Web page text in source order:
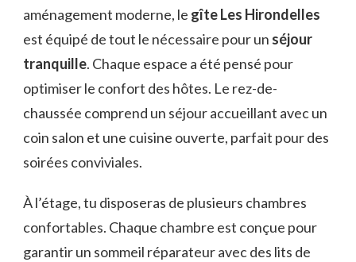
aménagement moderne, le gîte Les Hirondelles
est équipé de tout le nécessaire pour un séjour
tranquille. Chaque espace a été pensé pour
optimiser le confort des hôtes. Le rez-de-
chaussée comprend un séjour accueillant avec un
coin salon et une cuisine ouverte, parfait pour des
soirées conviviales.
À l’étage, tu disposeras de plusieurs chambres
confortables. Chaque chambre est conçue pour
garantir un sommeil réparateur avec des lits de